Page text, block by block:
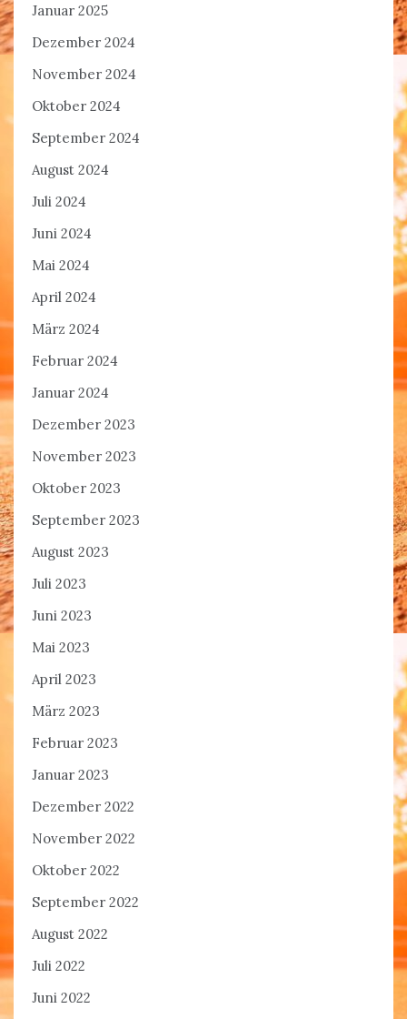
Januar 2025
Dezember 2024
November 2024
Oktober 2024
September 2024
August 2024
Juli 2024
Juni 2024
Mai 2024
April 2024
März 2024
Februar 2024
Januar 2024
Dezember 2023
November 2023
Oktober 2023
September 2023
August 2023
Juli 2023
Juni 2023
Mai 2023
April 2023
März 2023
Februar 2023
Januar 2023
Dezember 2022
November 2022
Oktober 2022
September 2022
August 2022
Juli 2022
Juni 2022